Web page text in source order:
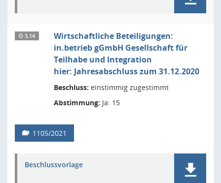
Ö 3.14
Wirtschaftliche Beteiligungen:
in.betrieb gGmbH Gesellschaft für
Teilhabe und Integration
hier: Jahresabschluss zum 31.12.2020
Beschluss: einstimmig zugestimmt
Abstimmung: Ja: 15
1105/2021
Beschlussvorlage